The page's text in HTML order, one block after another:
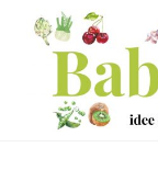
Menu
Passa
contenuto
principale
Passa
laterale
primaria
Passa